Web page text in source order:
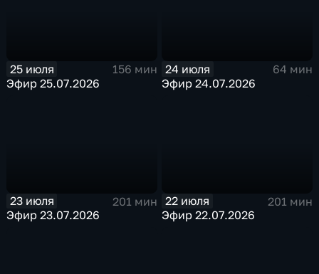
25 июля
156 мин
Эфир 25.07.2026
24 июля
64 мин
Эфир 24.07.2026
23 июля
201 мин
Эфир 23.07.2026
22 июля
201 мин
Эфир 22.07.2026